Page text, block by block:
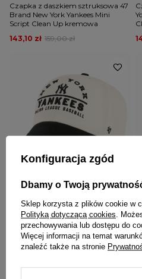
Czapka z daszkiem sztruksowa 47
Brand New York Yankees Mini
Script Clean Up kremowa
159,00 zł
143,10 zł
W PROMOCJI
47 BRAND
Czapka z daszkiem 47 Brand New
York Yankees Windham Clean Up
kremowa czarna
145,00 zł
130,50 zł
Konfiguracja zgód
Dbamy o Twoją
Sklep korzysta z plików cookie w
Polityką dotyczącą cookies .
przechowywania lub dostępu do
Więcej informacji na temat
znaleźć także na stronie